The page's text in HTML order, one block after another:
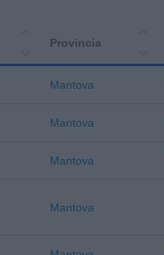
Provincia
Mantova
Mantova
Mantova
Mantova